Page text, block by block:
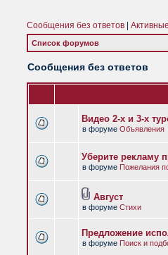
Сообщения без ответов
Список форумов
Сообщения без ответов
Видео 2-х и 3-х
в форуме Объявления
Уберите рекламу
в форуме Пожелания
Август
в форуме Стихи
Предложение
в форуме Поиск и